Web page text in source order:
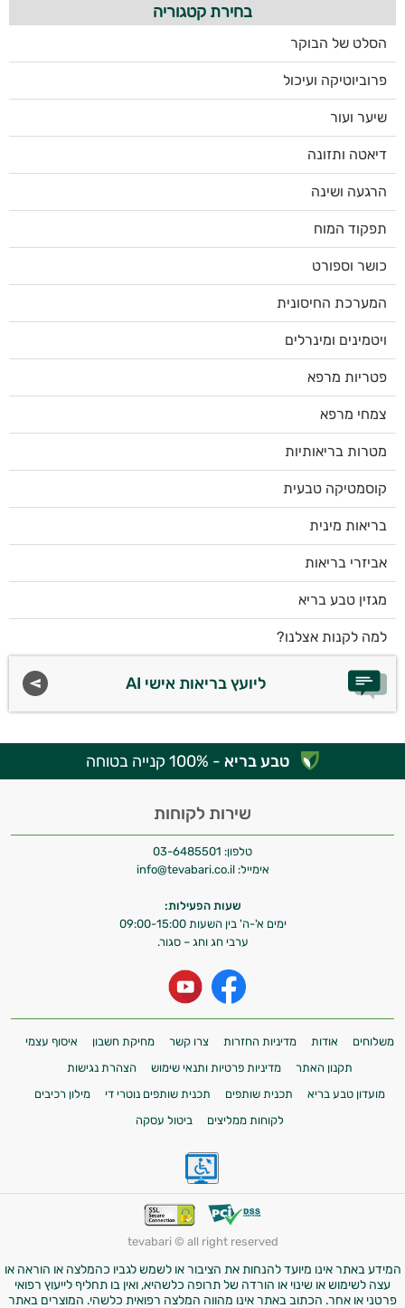
בחירת קטגוריה
הסלט של הבוקר
פרוביוטיקה ועיכול
שיער ועור
דיאטה ותזונה
הרגעה ושינה
תפקוד המוח
כושר וספורט
המערכת החיסונית
ויטמינים ומינרלים
פטריות מרפא
צמחי מרפא
מטרות בריאותיות
קוסמטיקה טבעית
בריאות מינית
אביזרי בריאות
מגזין טבע בריא
למה לקנות אצלנו?
ליועץ בריאות אישי AI
טבע בריא - 100% קנייה בטוחה
שירות לקוחות
טלפון: 03-6485501
אימייל: info@tevabari.co.il
שעות הפעילות:
ימים א'-ה' בין השעות 09:00-15:00
ערבי חג וחג – סגור.
משלוחים אודות מדיניות החזרות צרו קשר מחיקת חשבון
איסוף עצמי
תקנון האתר
מדיניות פרטיות ותנאי שימוש
הצהרת נגישות
מועדון טבע בריא
תכנית שותפים תכנית שותפים נוטרי די
מילון רכיבים
לקוחות ממליצים
ביטול עסקה
tevabari © all right reserved
המידע באתר אינו מיועד להנחות את הציבור או לשמש לגביו כהמלצה או הוראה או
עצה לשימוש או שינוי או הורדה של תרופה כלשהיא, ואין בו תחליף לייעוץ רפואי
פרטני או אחר. הכתוב באתר אינו מהווה המלצה רפואית כלשהי. המוצרים באתר